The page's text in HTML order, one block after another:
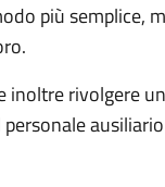
più semplice,
rivolgere